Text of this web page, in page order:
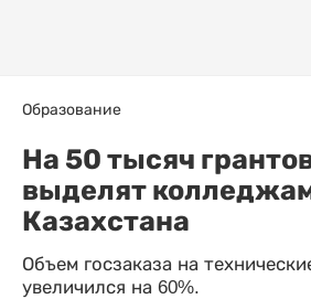
Образование
На 50 тысяч
выделят
Казахстана
Объем госзаказа на
увеличился на 60%.